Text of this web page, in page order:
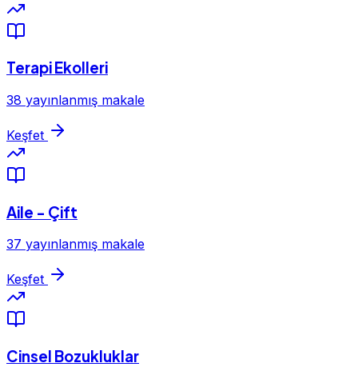
Terapi Ekolleri
38 yayınlanmış makale
Keşfet
Aile - Çift
37 yayınlanmış makale
Keşfet
Cinsel Bozukluklar